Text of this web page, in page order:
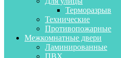
Терморазрыв
Технические
Противопожарные
Межкомнатные двери
Ламинированные
ПВХ